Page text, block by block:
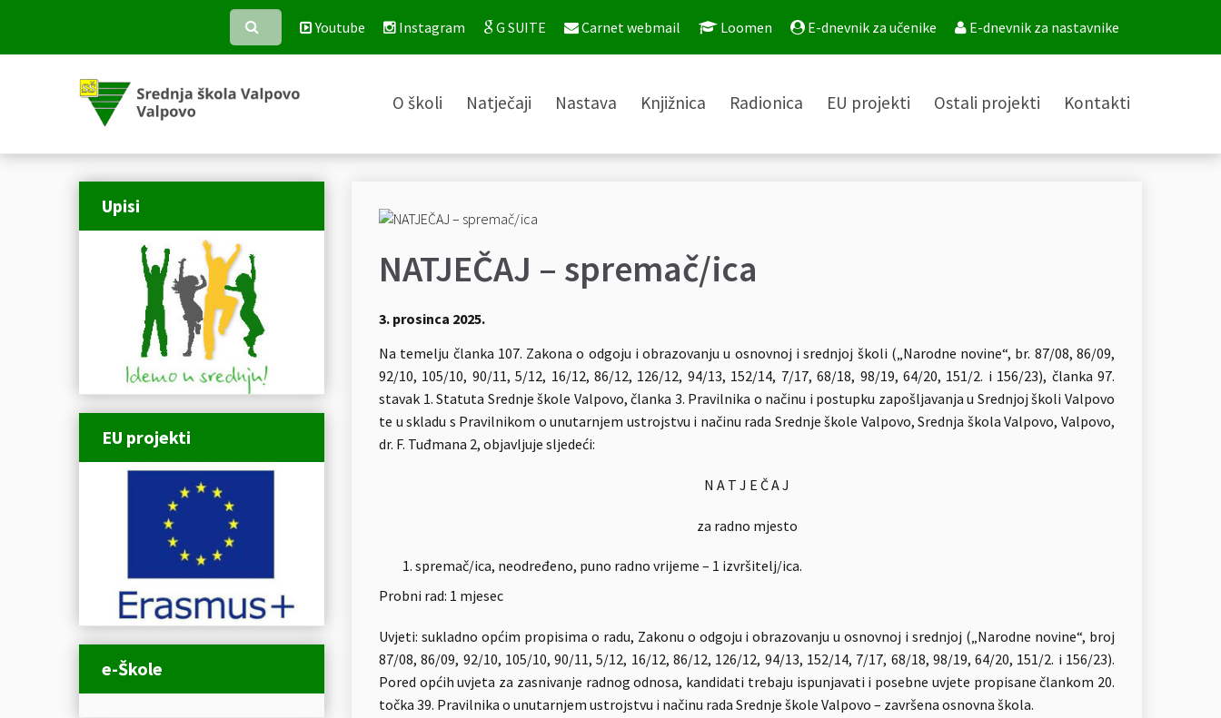
Youtube Instagram G SUITE Carnet webmail Loomen E-dnevnik za učenike E-dnevnik za nastavnike
O školi Natječaji Nastava Knjižnica Radionica EU projekti Ostali projekti Kontakti
Upisi
EU projekti
e-Škole
NATJEČAJ – spremač/ica
3. prosinca 2025.
Na temelju članka 107. Zakona o odgoju i obrazovanju u osnovnoj i srednjoj školi („Narodne novine“, br. 87/08, 86/09,
92/10, 105/10, 90/11, 5/12, 16/12, 86/12, 126/12, 94/13, 152/14, 7/17, 68/18, 98/19, 64/20, 151/2. i 156/23), članka 97.
stavak 1. Statuta Srednje škole Valpovo, članka 3. Pravilnika o načinu i postupku zapošljavanja u Srednjoj školi Valpovo
te u skladu s Pravilnikom o unutarnjem ustrojstvu i načinu rada Srednje škole Valpovo, Srednja škola Valpovo, Valpovo,
dr. F. Tuđmana 2, objavljuje sljedeći:
N A T J E Č A J
za radno mjesto
spremač/ica, neodređeno, puno radno vrijeme – 1 izvršitelj/ica.
Probni rad: 1 mjesec
Uvjeti: sukladno općim propisima o radu, Zakonu o odgoju i obrazovanju u osnovnoj i srednjoj („Narodne novine“, broj
87/08, 86/09, 92/10, 105/10, 90/11, 5/12, 16/12, 86/12, 126/12, 94/13, 152/14, 7/17, 68/18, 98/19, 64/20, 151/2. i 156/23).
Pored općih uvjeta za zasnivanje radnog odnosa, kandidati trebaju ispunjavati i posebne uvjete propisane člankom 20.
točka 39. Pravilnika o unutarnjem ustrojstvu i načinu rada Srednje škole Valpovo – završena osnovna škola.